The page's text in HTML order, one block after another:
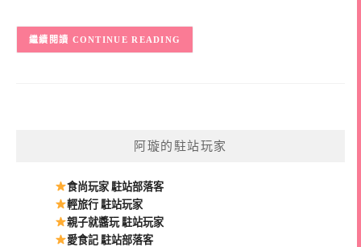
CONTINUE READING
阿璇的駐站玩家
食尚玩家 駐站部落客
輕旅行 駐站玩家
親子就醬玩 駐站玩家
愛食記 駐站部落客